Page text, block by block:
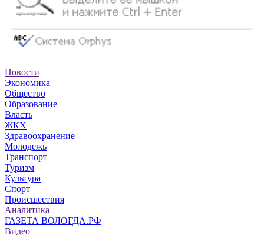
Новости
Экономика
Общество
Образование
Власть
ЖКХ
Здравоохранение
Молодежь
Транспорт
Туризм
Культура
Спорт
Происшествия
Аналитика
ГАЗЕТА ВОЛОГДА.РФ
Видео